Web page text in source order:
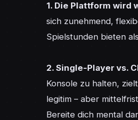
1. Die Plattform wird
sich zunehmend,
Spielstunden bieten
2. Single-Player vs.
Konsole zu halten,
legitim – aber
Bereite dich mental